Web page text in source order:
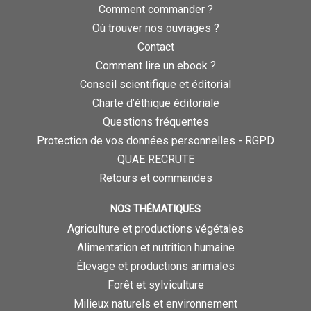
Comment commander ?
Où trouver nos ouvrages ?
Contact
Comment lire un ebook ?
Conseil scientifique et éditorial
Charte d’éthique éditoriale
Questions fréquentes
Protection de vos données personnelles - RGPD
QUAE RECRUTE
Retours et commandes
NOS THÉMATIQUES
Agriculture et productions végétales
Alimentation et nutrition humaine
Élevage et productions animales
Forêt et sylviculture
Milieux naturels et environnement